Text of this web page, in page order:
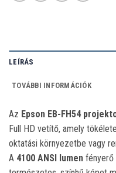
LEÍRÁS
TOVÁBBI INFORMÁCIÓK
Az Epson EB-FH54
Full HD vetítő, amely
oktatási környezetbe vagy
A 4100 ANSI lumen fényerő